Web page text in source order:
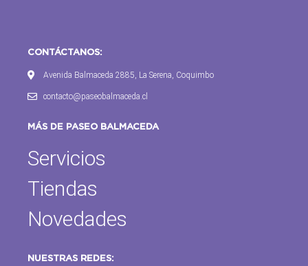
CONTÁCTANOS:
Avenida Balmaceda 2885, La Serena, Coquimbo
contacto@paseobalmaceda.cl
MÁS DE PASEO BALMACEDA
Servicios
Tiendas
Novedades
NUESTRAS REDES: